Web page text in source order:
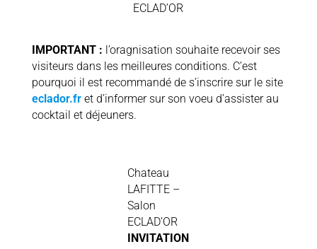
ECLAD’OR
IMPORTANT : l’oragnisation souhaite recevoir ses
visiteurs dans les meilleures conditions. C’est
pourquoi il est recommandé de s’inscrire sur le site
eclador.fret d’informer sur son voeu d’assister au
cocktail et déjeuners.
Chateau
LAFITTE –
Salon
ECLAD’OR
INVITATION